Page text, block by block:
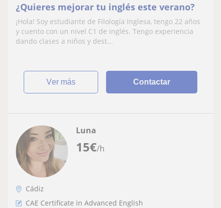
¿Quieres mejorar tu inglés este verano?
¡Hola! Soy estudiante de Filología Inglesa, tengo 22 años
y cuento con un nivel C1 de inglés. Tengo experiencia
dando clases a niños y dest...
ver más Contactar
15€/h
Luna
Cádiz
CAE Certificate in Advanced English